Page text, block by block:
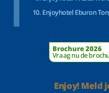
Enjoyhotel Eburon
Brochure 2026
Vraag nu de
Enjoy! Meld